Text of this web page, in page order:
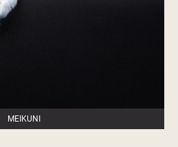
MEIKUNI